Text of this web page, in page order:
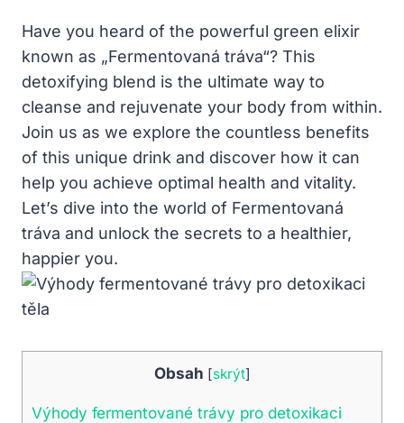
Have you heard of the powerful green elixir
known as „Fermentovaná tráva“? This
detoxifying blend is the ultimate way to
cleanse and rejuvenate your body from within.
Join us as we explore the countless benefits
of this unique drink and discover how it can
help you achieve optimal health and vitality.
Let’s dive into the world of Fermentovaná
tráva and unlock the secrets to a healthier,
happier you.
Obsah [skrýt]
Výhody fermentované trávy pro detoxikaci